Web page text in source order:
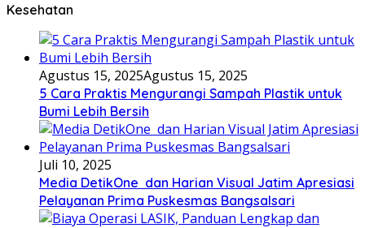
Kesehatan
Agustus 15, 2025Agustus 15, 2025
5 Cara Praktis Mengurangi Sampah Plastik untuk
Bumi Lebih Bersih
Juli 10, 2025
Media DetikOne dan Harian Visual Jatim Apresiasi
Pelayanan Prima Puskesmas Bangsalsari